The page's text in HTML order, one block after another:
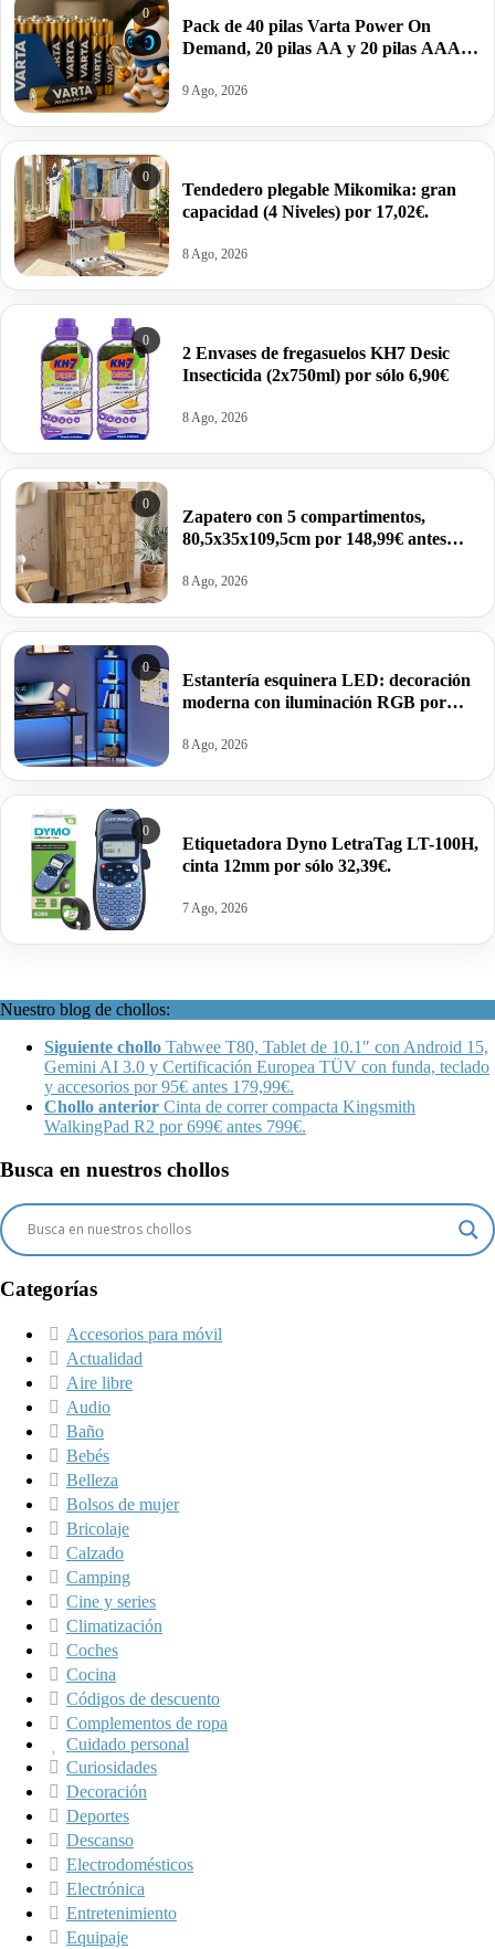
0
Pack de 40 pilas Varta Power On
Demand, 20 pilas AA y 20 pilas AAA
9 Ago, 2026
0
Tendedero plegable Mikomika: gran
capacidad (4 Niveles) por 17,02€.
8 Ago, 2026
0
2 Envases de fregasuelos KH7 Desic
Insecticida (2x750ml) por sólo 6,90€
8 Ago, 2026
0
Zapatero con 5 compartimentos,
80,5x35x109,5cm por 148,99€ antes
8 Ago, 2026
0
Estantería esquinera LED: decoración
moderna con iluminación RGB por
8 Ago, 2026
0
Etiquetadora Dyno LetraTag LT-100H,
cinta 12mm por sólo 32,39€.
7 Ago, 2026
Nuestro blog de chollos:
Siguiente chollo Tabwee T80, Tablet de 10.1″ con Android 15,
Gemini AI 3.0 y Certificación Europea TÜV con funda, teclado
y accesorios por 95€ antes 179,99€.
Chollo anterior Cinta de correr compacta Kingsmith
WalkingPad R2 por 699€ antes 799€.
Busca en nuestros chollos
Categorías
Accesorios para móvil
Actualidad
Aire libre
Audio
Baño
Bebés
Belleza
Bolsos de mujer
Bricolaje
Calzado
Camping
Cine y series
Climatización
Coches
Cocina
Códigos de descuento
Complementos de ropa
Cuidado personal
Curiosidades
Decoración
Deportes
Descanso
Electrodomésticos
Electrónica
Entretenimiento
Equipaje